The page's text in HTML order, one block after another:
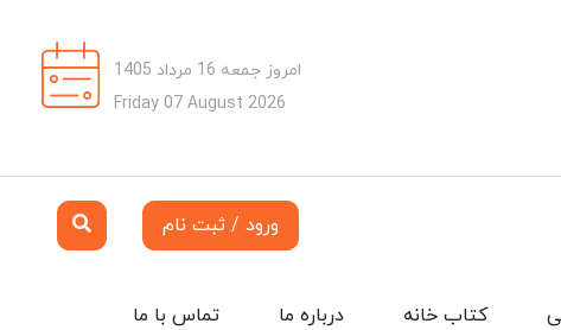
امروز جمعه 16 مرداد 1405
Friday 07 August 2026
ورود / ثبت نام
تماس با ما درباره ما کتاب خانه